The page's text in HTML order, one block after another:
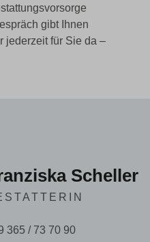
gibt Ihnen
jederzeit für Sie da –
Scheller
365 / 73 70 90